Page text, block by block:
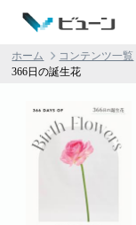
ホーム コンテンツ一覧
366日の誕生花